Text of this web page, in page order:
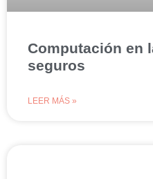
Computación en
seguros
LEER MÁS »